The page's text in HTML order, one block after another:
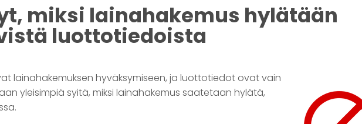
miksi lainahakemus hylätään
luottotiedoista
lainahakemuksen hyväksymiseen, ja luottotiedot ovat vain
yleisimpiä syitä, miksi lainahakemus saatetaan hylätä,